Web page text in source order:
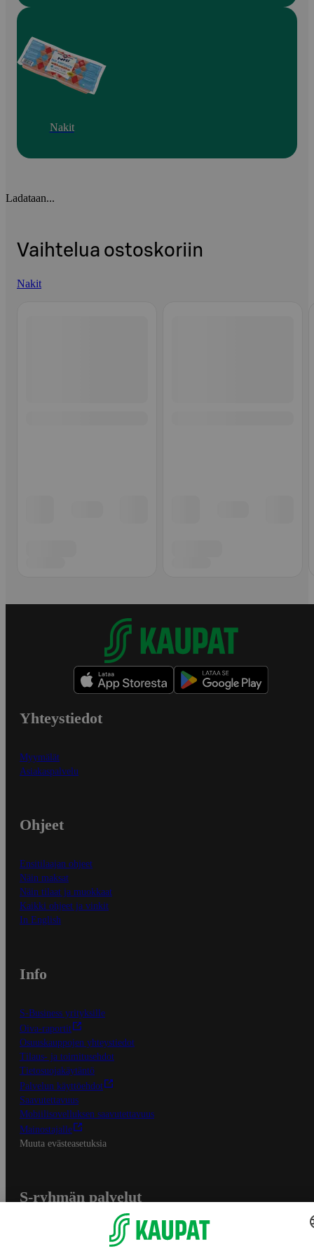
Nakit
Ladataan...
Vaihtelua ostoskoriin
Nakit
Yhteystiedot
Myymälät
Asiakaspalvelu
Ohjeet
Ensitilaajan ohjeet
Näin maksat
Näin tilaat ja muokkaat
Kaikki ohjeet ja vinkit
In English
Info
S-Business yrityksille
Oiva-raportit
Osuuskauppojen yhteystiedot
Tilaus- ja toimitusehdot
Tietosuojakäytäntö
Palvelun käyttöehdot
Saavutettavuus
Mobiilisovelluksen saavutettavuus
Mainostajalle
Muuta evästeasetuksia
S-ryhmän palvelut